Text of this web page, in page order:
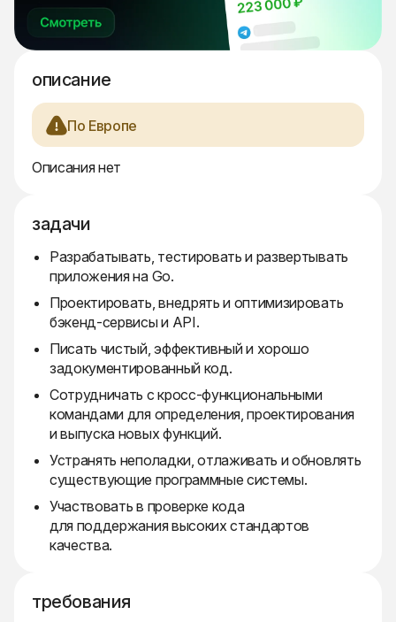
описание
По Европе
Описания нет
задачи
Разрабатывать, тестировать и развертывать
приложения на Go.
Проектировать, внедрять и оптимизировать
бэкенд-сервисы и API.
Писать чистый, эффективный и хорошо
задокументированный код.
Сотрудничать с кросс-функциональными
командами для определения, проектирования
и выпуска новых функций.
Устранять неполадки, отлаживать и обновлять
существующие программные системы.
Участвовать в проверке кода
для поддержания высоких стандартов
качества.
требования